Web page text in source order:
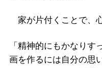
家が片付くことで、
「精神的にもかなり
画を作るには自分の思